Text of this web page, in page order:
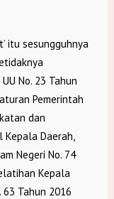
itu sesungguhnya
No. 23 Tahun
Pemerintah
dan
Daerah,
Negeri No. 74
Kepala
63 Tahun 2016